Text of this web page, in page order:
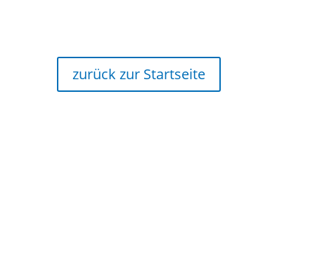
zurück zur Startseite